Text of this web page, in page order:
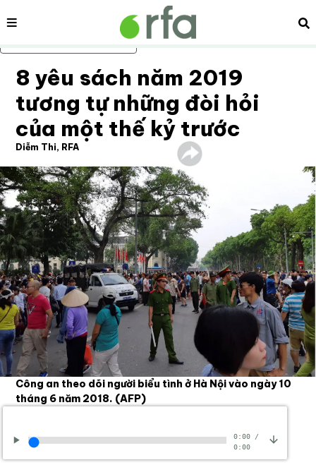
Bỏ qua nội dung chính
Nội dung
8 yêu sách năm 2019
tương tự những đòi hỏi
của một thế kỷ trước
Diễm Thi, RFA
Công an theo dõi người biểu tình ở Hà Nội vào ngày 10
tháng 6 năm 2018. (AFP)
0:00/
0:00